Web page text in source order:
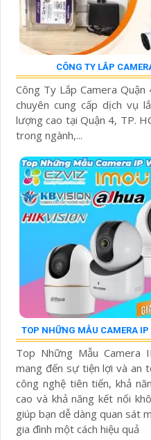
CÔNG TY LẮP
Công Ty Lắp Camera
chuyên cung cấp dịch vụ
lượng cao tại Quận 4, TP.
trong ngành,...
TOP NHỮNG MẪU CAMERA
Top Những Mẫu
mang đến sự tiện lợi và an
công nghệ tiên tiến, khả
cao và khả năng kết nối
giúp bạn dễ dàng quan sát
gia đình một cách hiệu quả